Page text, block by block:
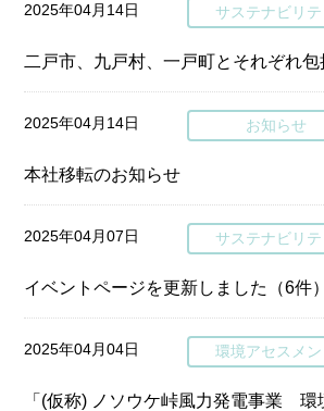
2025年04月14日 サステナビリテ
二戸市、九戸村、一戸町とそれぞれ
2025年04月14日 お知らせ
本社移転のお知らせ
2025年04月07日 サステナビリテ
イベントページを更新しました（6件）
2025年04月04日 環境アセスメン
「(仮称) ノソウケ峠風力発電事業 環